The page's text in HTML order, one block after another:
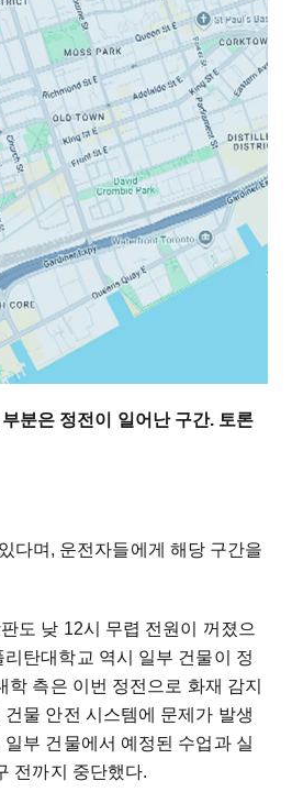
분은 정전이 일어난 구간. 토론
다며, 운전자들에게 해당 구간을
도 낮 12시 무렵 전원이 꺼졌으
탄대학교 역시 일부 건물이 정
학 측은 이번 정전으로 화재 감지
물 안전 시스템에 문제가 발생
부 건물에서 예정된 수업과 실
전까지 중단했다.